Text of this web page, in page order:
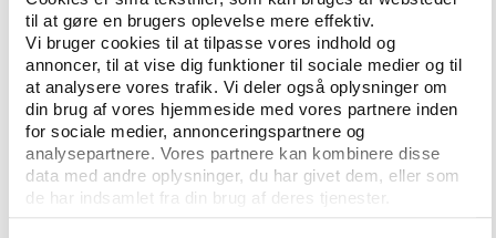
til at gøre en brugers oplevelse mere effektiv.
Vi bruger cookies til at tilpasse vores indhold og
annoncer, til at vise dig funktioner til sociale medier og til
at analysere vores trafik. Vi deler også oplysninger om
din brug af vores hjemmeside med vores partnere inden
for sociale medier, annonceringspartnere og
analysepartnere. Vores partnere kan kombinere disse
data med andre oplysninger, du har givet dem, eller som
de har indsamlet fra din brug af deres tjenester.
uden for den professionelle cykelsport.
Skibby har øjensynligt erkendt med sig selv, at
forskellen i moralopfattelse mellem feltet og det
omgivende samfund er så markant, at han ikke rent
mentalt kan klare at leve videre på løgnen fra
cykelsporten over for familie og omgivelser.